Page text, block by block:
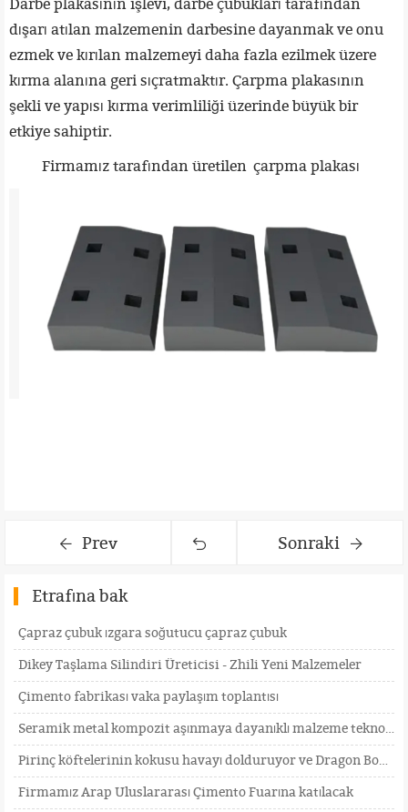
Darbe plakasının işlevi, darbe çubukları tarafından
dışarı atılan malzemenin darbesine dayanmak ve onu
ezmek ve kırılan malzemeyi daha fazla ezilmek üzere
kırma alanına geri sıçratmaktır. Çarpma plakasının
şekli ve yapısı kırma verimliliği üzerinde büyük bir
etkiye sahiptir.
Firmamız tarafından üretilen çarpma plakası
Prev Sonraki
Etrafına bak
Çapraz çubuk ızgara soğutucu çapraz çubuk
Dikey Taşlama Silindiri Üreticisi - Zhili Yeni Malzemeler
Çimento fabrikası vaka paylaşım toplantısı
Seramik metal kompozit aşınmaya dayanıklı malzeme teknolojisi
Pirinç köftelerinin kokusu havayı dolduruyor ve Dragon Boat Festivali'ne olan sevgi
Firmamız Arap Uluslararası Çimento Fuarına katılacak